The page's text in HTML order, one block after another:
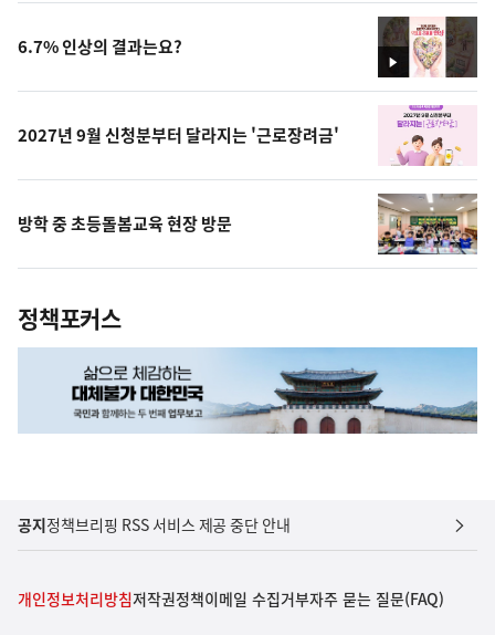
상
영
상
6.7% 인상의 결과는요?
2027년 9월 신청분부터 달라지는 '근로장려금'
방학 중 초등돌봄교육 현장 방문
정책포커스
공지정책브리핑 RSS 서비스 제공 중단 안내
개인정보처리방침저작권정책이메일 수집거부자주 묻는 질문(FAQ)